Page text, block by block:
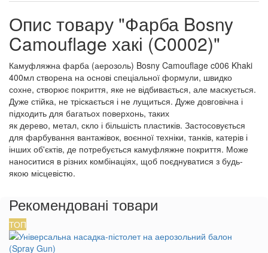
Опис товару "Фарба Bosny
Camouflage хакі (C0002)"
Камуфляжна фарба (аерозоль) Bosny Camouflage c006 Khaki
400мл створена на основі спеціальної формули, швидко
сохне, створює покриття, яке не відбивається, але маскується.
Дуже стійка, не тріскається і не лущиться. Дуже довговічна і
підходить для багатьох поверхонь, таких
як дерево, метал, скло і більшість пластиків. Застосовується
для фарбування вантажівок, воєнної техніки, танків, катерів і
інших об'єктів, де потребується камуфляжне покриття. Може
наноситися в різних комбінаціях, щоб поєднуватися з будь-
якою місцевістю.
Рекомендовані товари
ТОП